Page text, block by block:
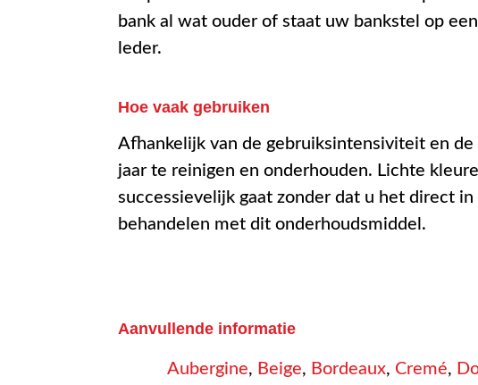
bank al wat ouder of staat uw bankstel op
leder.
Hoe vaak gebruiken
Afhankelijk van de gebruiksintensiviteit en
jaar te reinigen en onderhouden. Lichte
successievelijk gaat zonder dat u het direct
behandelen met dit onderhoudsmiddel.
Aanvullende informatie
Aubergine, Beige, Bordeaux, Cremé,